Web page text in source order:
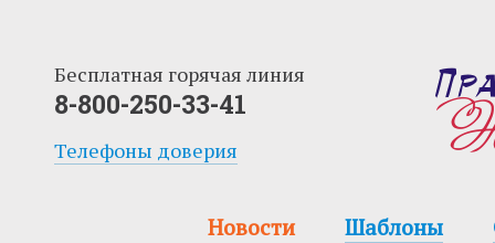
Бесплатная горячая линия
8-800-250-33-41
Телефоны доверия
Новости Шаблоны